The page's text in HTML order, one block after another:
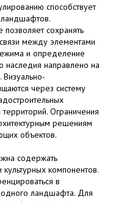
способствует
сохранять
между элементами
и определение
наследия направлено на
Визуально-
через систему
Ограничения
решениям
объектов.
содержать
компонентов.
в
ландшафта. Для